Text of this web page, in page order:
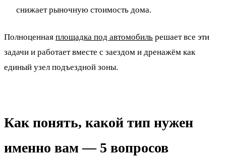
снижает рыночную стоимость дома.
Полноценная площадка под автомобиль решает все эти
задачи и работает вместе с заездом и дренажём как
единый узел подъездной зоны.
Как понять, какой тип нужен
именно вам — 5 вопросов